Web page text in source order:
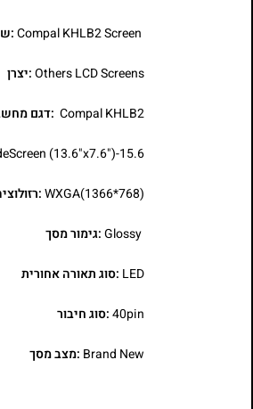
Others LCD Screens:יצרן
Compal KHLB2 :דגם
15.6-inch WideScreen (13.6"x7.6")
WXGA(1366*768)
Glossy:גימור מסך
LED :סוג תאורה אחורית
40pin:סוג חיבור
Brand New :מצב מסך